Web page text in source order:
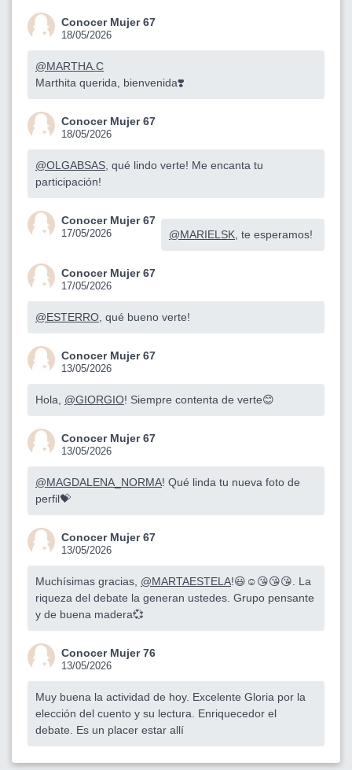
Conocer Mujer 67
18/05/2026
@MARTHA.C
Marthita querida, bienvenida❣️
Conocer Mujer 67
18/05/2026
@OLGABSAS, qué lindo verte! Me encanta tu
participación!
Conocer Mujer 67
17/05/2026 @MARIELSK, te esperamos!
Conocer Mujer 67
17/05/2026
@ESTERRO, qué bueno verte!
Conocer Mujer 67
13/05/2026
Hola, @GIORGIO! Siempre contenta de verte😊
Conocer Mujer 67
13/05/2026
@MAGDALENA_NORMA! Qué linda tu nueva foto de
perfil💝
Conocer Mujer 67
13/05/2026
Muchísimas gracias, @MARTAESTELA!😃☺️😘😘😘. La
riqueza del debate la generan ustedes. Grupo pensante
y de buena madera💞
Conocer Mujer 76
13/05/2026
Muy buena la actividad de hoy. Excelente Gloria por la
elección del cuento y su lectura. Enriquecedor el
debate. Es un placer estar allí